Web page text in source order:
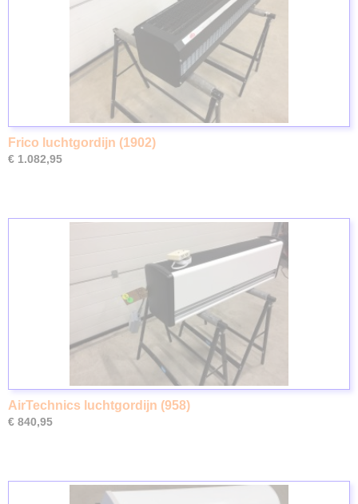
Frico luchtgordijn (1902)
€ 1.082,95
AirTechnics luchtgordijn (958)
€ 840,95